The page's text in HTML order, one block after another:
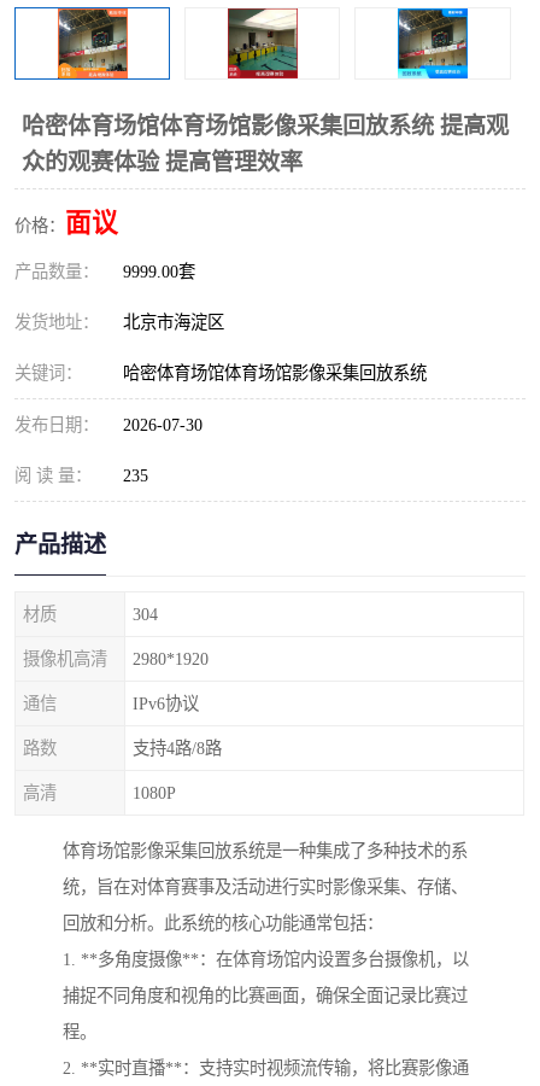
哈密体育场馆体育场馆影像采集回放系统 提高观
众的观赛体验 提高管理效率
价格： 面议
产品数量： 9999.00套
发货地址： 北京市海淀区
关键词： 哈密体育场馆体育场馆影像采集回放系统
发布日期： 2026-07-30
阅 读 量： 235
产品描述
材质 304
摄像机高清 2980*1920
通信 IPv6协议
路数 支持4路/8路
高清 1080P
体育场馆影像采集回放系统是一种集成了多种技术的系
统，旨在对体育赛事及活动进行实时影像采集、存储、
回放和分析。此系统的核心功能通常包括：
1. **多角度摄像**：在体育场馆内设置多台摄像机，以
捕捉不同角度和视角的比赛画面，确保全面记录比赛过
程。
2. **实时直播**：支持实时视频流传输，将比赛影像通